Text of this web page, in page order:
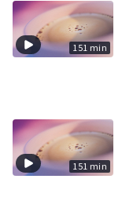
151 min
151 min